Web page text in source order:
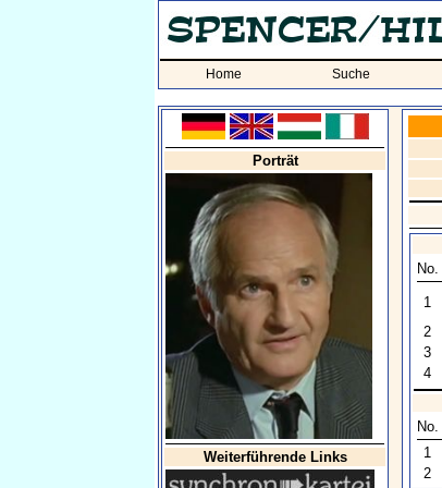
Home Suche
Porträt
Weiterführende Links
No.
1
2
3
4
No.
1
2